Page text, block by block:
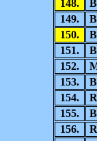
148.
149.
150.
151.
152.
153.
154.
155.
156.